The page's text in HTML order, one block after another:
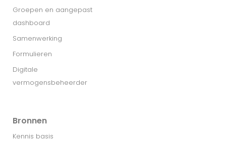
Groepen en aangepast
dashboard
Samenwerking
Formulieren
Digitale
vermogensbeheerder
Bronnen
Kennis basis